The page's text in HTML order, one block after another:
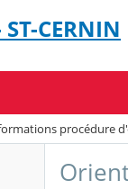
CERNIN
procédure